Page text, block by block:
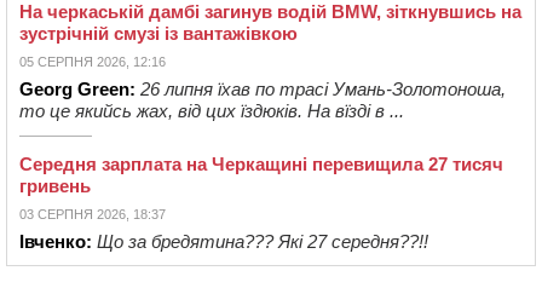
На черкаській дамбі загинув водій BMW, зіткнувшись на
зустрічній смузі із вантажівкою
05 СЕРПНЯ 2026, 12:16
Georg Green: 26 липня їхав по трасі Умань-Золотоноша,
то це якийсь жах, від цих їздюків. На вїзді в ...
Середня зарплата на Черкащині перевищила 27 тисяч
гривень
03 СЕРПНЯ 2026, 18:37
Івченко: Що за бредятина??? Які 27 середня??!!